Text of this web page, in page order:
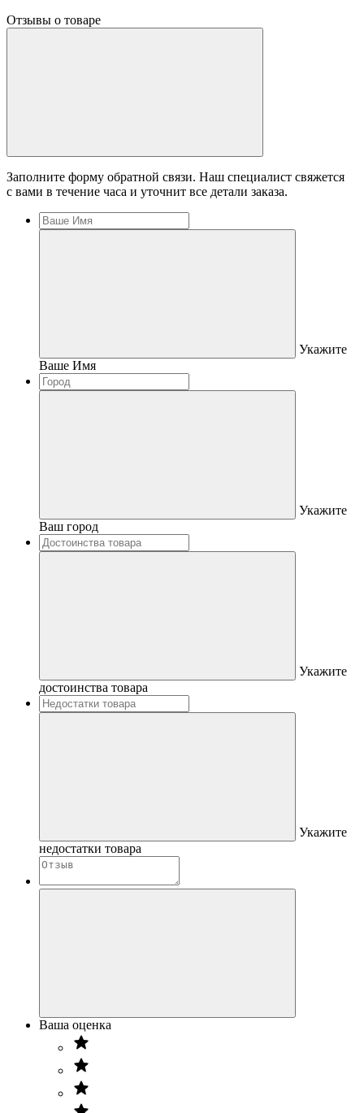
Отзывы о товаре
Заполните форму обратной связи. Наш специалист свяжется
с вами в течение часа и уточнит все детали заказа.
Укажите
Ваше Имя
Укажите
Ваш город
Укажите
достоинства товара
Укажите
недостатки товара
Ваша оценка